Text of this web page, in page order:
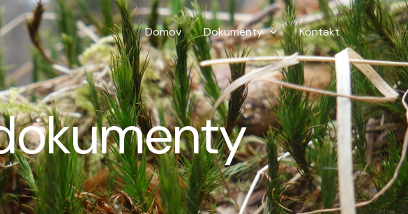
Domov Dokumenty Kontakt